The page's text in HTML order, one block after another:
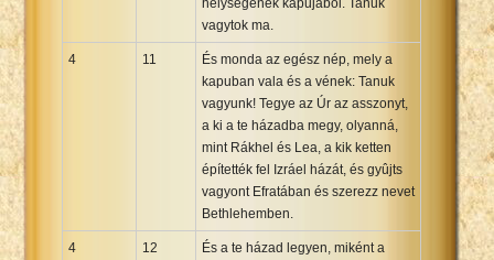
vagytok ma.
4 11
És monda az egész nép, mely a
kapuban vala és a vének: Tanuk
vagyunk! Tegye az Úr az asszonyt,
a ki a te házadba megy, olyanná,
mint Rákhel és Lea, a kik ketten
építették fel Izráel házát, és gyûjts
vagyont Efratában és szerezz nevet
Bethlehemben.
4 12
És a te házad legyen, miként a